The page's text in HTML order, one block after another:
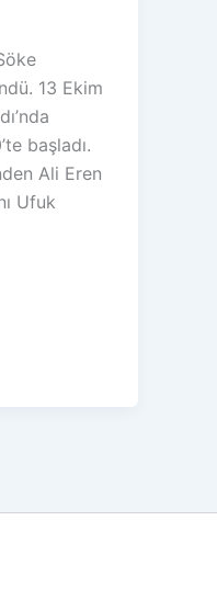
13 Ekim
başladı.
Ali Eren
Ufuk